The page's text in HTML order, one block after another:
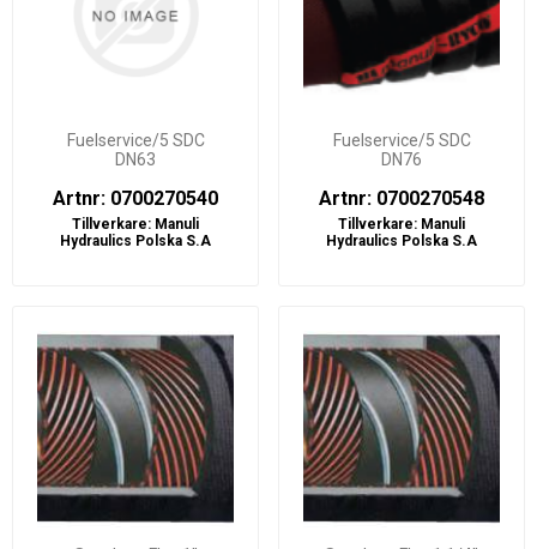
Fuelservice/5 SDC
DN63
Artnr: 0700270540
Tillverkare: Manuli
Hydraulics Polska S.A
Fuelservice/5 SDC
DN76
Artnr: 0700270548
Tillverkare: Manuli
Hydraulics Polska S.A